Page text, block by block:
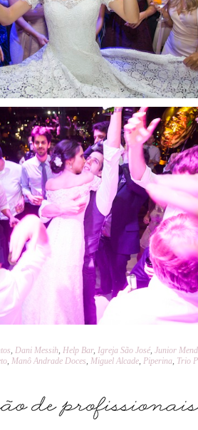
, Dani Messih, Help Bar, Igreja São José, Junior
,Manô Andrade Doces,Miguel Alcade,Piperina, Trio